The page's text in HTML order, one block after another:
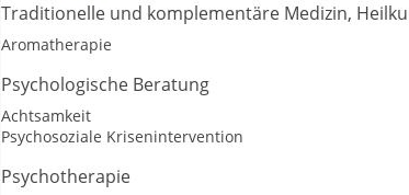
Traditionelle und komplementäre Medizin,
Aromatherapie
Psychologische Beratung
Achtsamkeit
Psychosoziale Krisenintervention
Psychotherapie